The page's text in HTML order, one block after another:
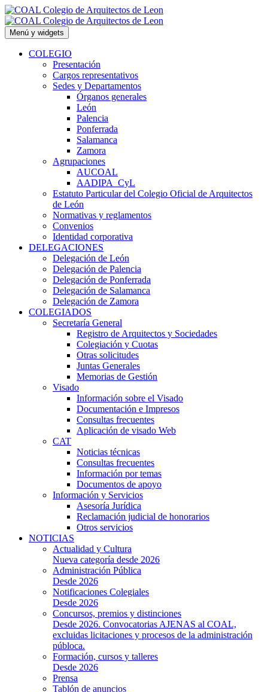
Saltar
al
contenido
Menú y widgets
COLEGIO
Presentación
Cargos representativos
Sedes y Departamentos
Órganos generales
León
Palencia
Ponferrada
Salamanca
Zamora
Agrupaciones
AUCOAL
AADIPA_CyL
Estatuto Particular del Colegio Oficial de Arquitectos
de León
Normativas y reglamentos
Convenios
Identidad corporativa
DELEGACIONES
Delegación de León
Delegación de Palencia
Delegación de Ponferrada
Delegación de Salamanca
Delegación de Zamora
COLEGIADOS
Secretaría General
Registro de Arquitectos y Sociedades
Colegiación y Cuotas
Otras solicitudes
Juntas Generales
Memorias de Gestión
Visado
Información sobre el Visado
Documentación e Impresos
Consultas frecuentes
Aplicación de visado Web
CAT
Noticias técnicas
Consultas frecuentes
Información por temas
Documentos de apoyo
Información y Servicios
Asesoría Jurídica
Reclamación judicial de honorarios
Otros servicios
NOTICIAS
Actualidad y Cultura
Nueva categoría desde 2026
Administración Pública
Desde 2026
Notificaciones Colegiales
Desde 2026
Concursos, premios y distinciones
Desde 2026. Convocatorias AJENAS al COAL,
excluidas licitaciones y procesos de la administración
públoca.
Formación, cursos y talleres
Desde 2026
Prensa
Tablón de anuncios